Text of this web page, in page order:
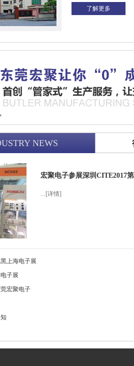
了解更多
NEWS
宏聚电子参展深圳CITE2017
... [详情]
上海电子展
子展
宏聚电子